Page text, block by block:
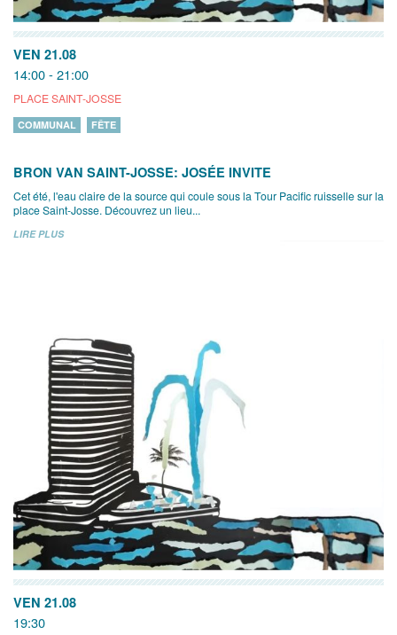
VEN 21.08
14:00 - 21:00
PLACE SAINT-JOSSE
COMMUNAL FÊTE
BRON VAN SAINT-JOSSE: JOSÉE INVITE
Cet été, l'eau claire de la source qui coule sous la Tour Pacific ruisselle sur la
place Saint-Josse. Découvrez un lieu...
LIRE PLUS
VEN 21.08
19:30